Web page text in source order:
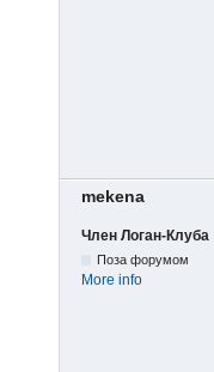
mekena
Член Логан-Клуба
Поза форумом
More info